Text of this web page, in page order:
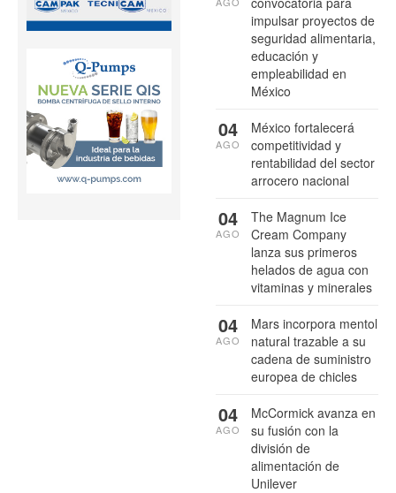
impulsar proyectos de
seguridad alimentaria,
educación y
empleabilidad en
México
México fortalecerá
competitividad y
rentabilidad del sector
arrocero nacional
04
AGO
The Magnum Ice
Cream Company
lanza sus primeros
helados de agua con
vitaminas y minerales
04
AGO
Mars incorpora mentol
natural trazable a su
cadena de suministro
europea de chicles
04
AGO
McCormick avanza en
su fusión con la
división de
alimentación de
Unilever
04
AGO